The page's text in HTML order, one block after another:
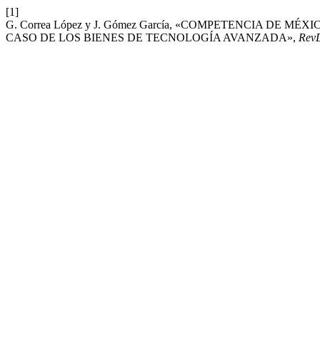
[1]
G. Correa López y J. Gómez García, «COMPETENCIA DE
CASO DE LOS BIENES DE TECNOLOGÍA AVANZADA»,